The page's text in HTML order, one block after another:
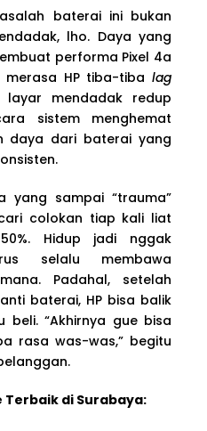
baterai ini bukan
lho. Daya yang
performa Pixel 4a
merasa HP tiba-tiba lag
mendadak redup
sistem menghemat
daya dari baterai yang
yang sampai “trauma”
colokan tiap kali liat
Hidup jadi nggak
selalu membawa
Padahal, setelah
baterai, HP bisa balik
“Akhirnya gue bisa
rasa was-was,” begitu
di Surabaya: